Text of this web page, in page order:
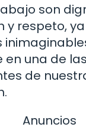
son
y respeto,
en una de
de
Anuncios